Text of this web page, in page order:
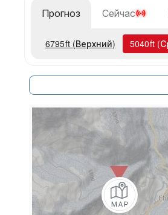
Прогноз Сейчас
6795ft (Верхний) 5040ft